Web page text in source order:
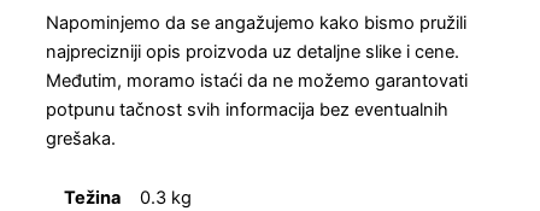
Napominjemo da se angažujemo kako bismo pružili
najprecizniji opis proizvoda uz detaljne slike i cene.
Međutim, moramo istaći da ne možemo garantovati
potpunu tačnost svih informacija bez eventualnih
grešaka.
Težina
0.3 kg